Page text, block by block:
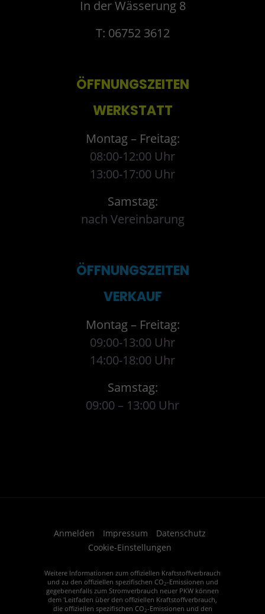
In der Wässerung 8
T: 06752 3612
ÖFFNUNGSZEITEN
WERKSTATT
Montag – Freitag:
08:00-12:00 Uhr
13:00-17:00 Uhr
Samstag:
nach Vereinbarung
ÖFFNUNGSZEITEN
VERKAUF
Montag – Freitag:
09:00-13:00 Uhr
14:00-18:00 Uhr
Samstag:
09:00 – 13:00 Uhr
Anmelden Impressum
Datenschutz
Cookie-Einstellungen
Weitere Informationen zum offiziellen Kraftstoffverbrauch
und zu den offiziellen spezifischen CO2-Emissionen und
gegebenenfalls zum Stromverbrauch neuer PKW können
dem 'Leitfaden über den offiziellen Kraftstoffverbrauch,
die offiziellen spezifischen CO2-Emissionen und den